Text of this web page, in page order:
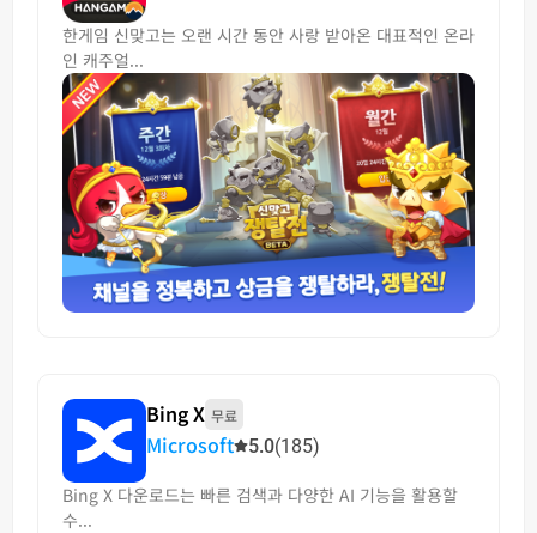
한게임 신맞고는 오랜 시간 동안 사랑 받아온 대표적인 온라
인 캐주얼...
Bing X 무료
Microsoft 5.0(185)
Bing X 다운로드는 빠른 검색과 다양한 AI 기능을 활용할
수...